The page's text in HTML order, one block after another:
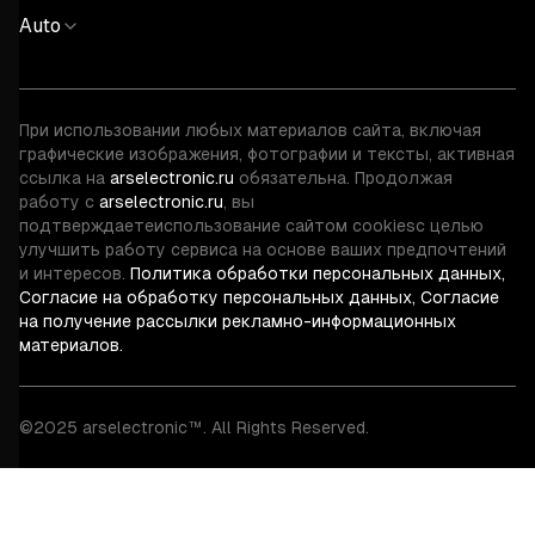
Auto
При использовании любых материалов сайта, включая
графические изображения, фотографии и тексты, активная
ссылка на arselectronic.ru обязательна. Продолжая
работу с arselectronic.ru , вы
подтверждаетеиспользование сайтом cookiesс целью
улучшить работу сервиса на основе ваших предпочтений
и интересов. Политика обработки персональных данных,
Согласие на обработку персональных данных, Согласие
на получение рассылки рекламно-информационных
материалов.
©2025 arselectronic™. All Rights Reserved.